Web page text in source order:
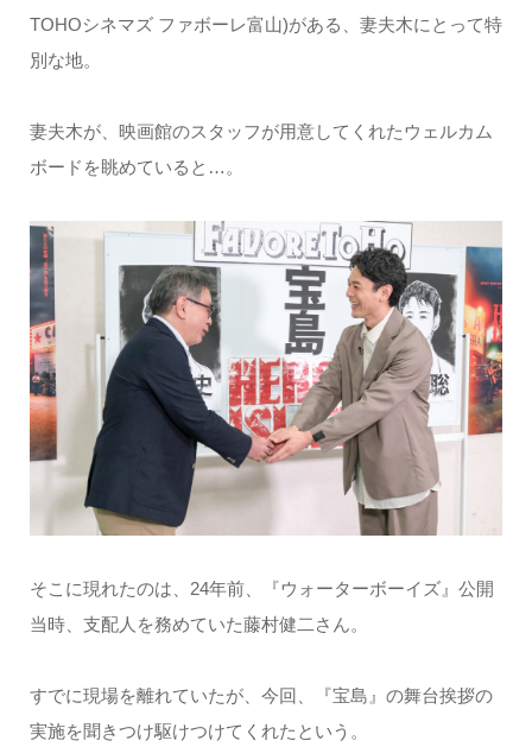
TOHOシネマズ ファボーレ富山)がある、妻夫木にとって特
別な地。
妻夫木が、映画館のスタッフが用意してくれたウェルカム
ボードを眺めていると…。
そこに現れたのは、24年前、『ウォーターボーイズ』公開
当時、支配人を務めていた藤村健二さん。
すでに現場を離れていたが、今回、『宝島』の舞台挨拶の
実施を聞きつけ駆けつけてくれたという。